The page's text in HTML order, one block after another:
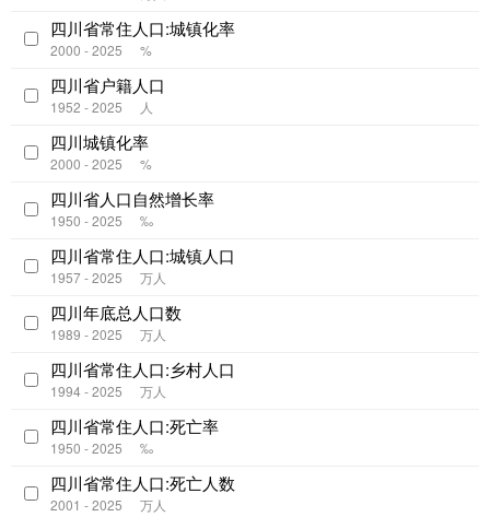
四川省常住人口:城镇化率
2000 - 2025 %
四川省户籍人口
1952 - 2025 人
四川城镇化率
2000 - 2025 %
四川省人口自然增长率
1950 - 2025 ‰
四川省常住人口:城镇人口
1957 - 2025 万人
四川年底总人口数
1989 - 2025 万人
四川省常住人口:乡村人口
1994 - 2025 万人
四川省常住人口:死亡率
1950 - 2025 ‰
四川省常住人口:死亡人数
2001 - 2025 万人